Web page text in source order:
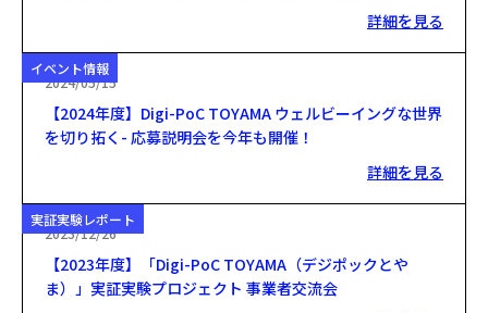
詳細を見る
イベント情報
2024/05/15
【2024年度】Digi-PoC TOYAMA ウェルビーイングな世界
を切り拓く- 応募説明会を今年も開催！
詳細を見る
実証実験レポート
2023/12/26
【2023年度】「Digi-PoC TOYAMA（デジポックとや
ま）」実証実験プロジェクト 事業者交流会